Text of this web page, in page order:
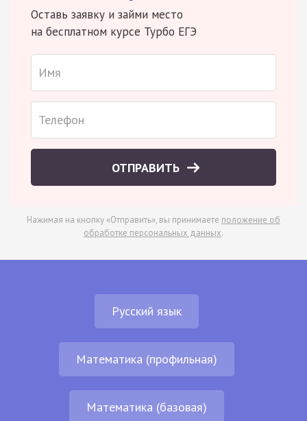
Оставь заявку и займи место
на бесплатном курсе Турбо ЕГЭ
ОТПРАВИТЬ
Нажимая на кнопку «Отправить», вы принимаете положение об
обработке персональных данных.
Русский язык
Математика (профильная)
Математика (базовая)